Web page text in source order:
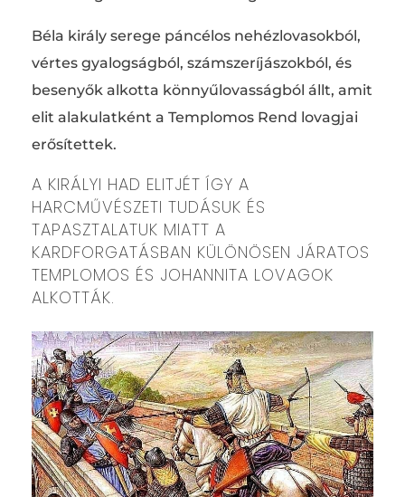
Béla király serege páncélos nehézlovasokból,
vértes gyalogságból, számszeríjászokból, és
besenyők alkotta könnyűlovasságból állt, amit
elit alakulatként a Templomos Rend lovagjai
erősítettek.
A KIRÁLYI HAD ELITJÉT ÍGY A
HARCMŰVÉSZETI TUDÁSUK ÉS
TAPASZTALATUK MIATT A
KARDFORGATÁSBAN KÜLÖNÖSEN JÁRATOS
TEMPLOMOS ÉS JOHANNITA LOVAGOK
ALKOTTÁK.